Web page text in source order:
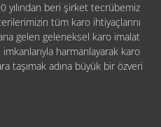
yılından beri şirket tecrübemiz
tüm karo ihtiyaçlarını
gelen geleneksel karo imalat
harmanlayarak karo
taşımak adına büyük bir özveri